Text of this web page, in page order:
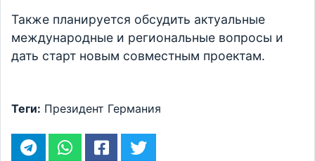
Также планируется обсудить актуальные
международные и региональные вопросы и
дать старт новым совместным проектам.
Теги: Президент Германия